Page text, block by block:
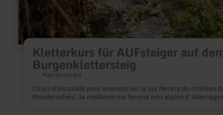
Kletterkurs für AUFsteiger auf
Burgenklettersteig
Manderscheid
Cours d'escalade pour avancés sur la via ferrata du château
Manderscheid, la meilleure via ferrata non alpine